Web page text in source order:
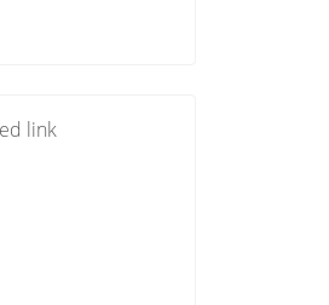
link